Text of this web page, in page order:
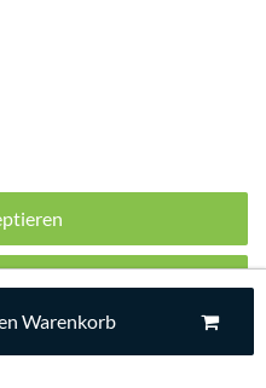
Warenkorb
Rechte vorbehalten.